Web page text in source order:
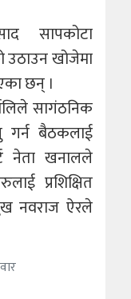
सापकोटा
उठाउन खोजेमा
छन् ।
सागंठनिक
गर्न बैठकलाई
नेता खनालले
प्रशिक्षित
नवराज ऐरले